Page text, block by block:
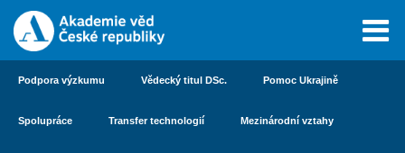
Podpora výzkumu Vědecký titul DSc. Pomoc Ukrajině
Spolupráce Transfer technologií Mezinárodní vztahy